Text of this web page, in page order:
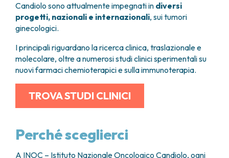
Candiolo sono attualmente impegnati in diversi
progetti, nazionali e internazionali, sui tumori
ginecologici.
I principali riguardano la ricerca clinica, traslazionale e
molecolare, oltre a numerosi studi clinici sperimentali su
nuovi farmaci chemioterapici e sulla immunoterapia.
TROVA STUDI CLINICI
Perché sceglierci
A INOC – Istituto Nazionale Oncologico Candiolo, ogni